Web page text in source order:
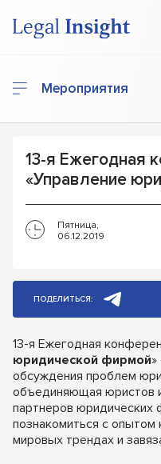
Мероприятия
13-я Ежегодная
«Управление
Пятница,
06.12.2019
ПОДЕЛИТЬСЯ:
13-я Ежегодная
юридической фирмой»
обсуждения проблем
объединяющая юристов
партнеров
познакомиться с опытом
мировых трендах и